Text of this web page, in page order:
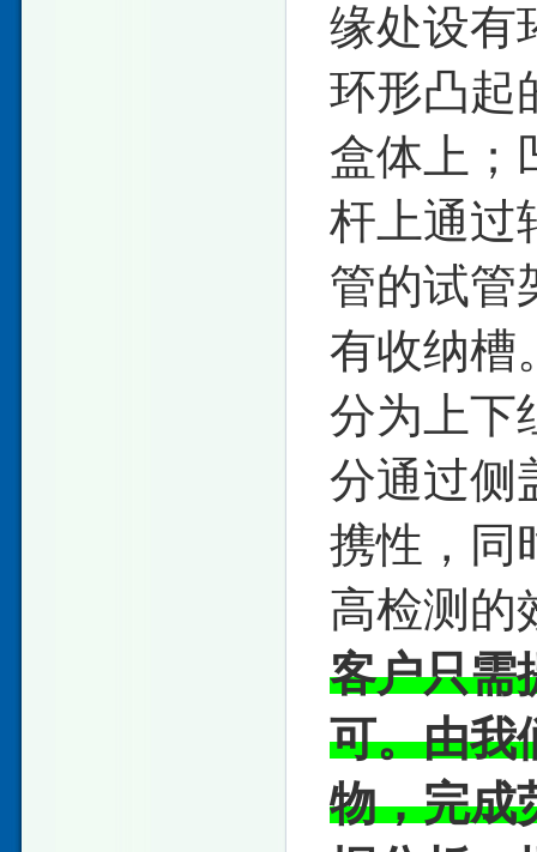
缘处设有
环形凸起
盒体上；
杆上通过
管的试管
有收纳槽
分为上下
分通过侧
携性，同
高检测的
客户只需
可。由我
物，完成